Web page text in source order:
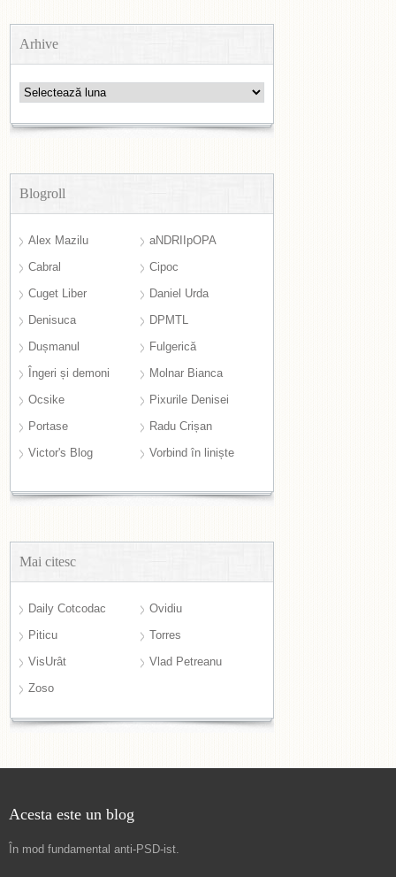
Arhive
Arhive
Blogroll
Alex Mazilu
aNDRIIpOPA
Cabral
Cipoc
Cuget Liber
Daniel Urda
Denisuca
DPMTL
Dușmanul
Fulgerică
Îngeri și demoni
Molnar Bianca
Ocsike
Pixurile Denisei
Portase
Radu Crișan
Victor's Blog
Vorbind în liniște
Mai citesc
Daily Cotcodac
Ovidiu
Piticu
Torres
VisUrât
Vlad Petreanu
Zoso
Acesta este un blog
În mod fundamental anti-PSD-ist.